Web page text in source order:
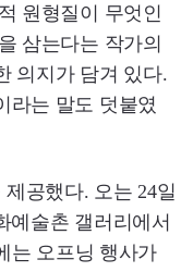
원형질이 무엇인
삼는다는 작가의
의지가 담겨 있다.
라는 말도 덧붙였
공했다. 오는 24일
예술촌 갤러리에서
는 오프닝 행사가